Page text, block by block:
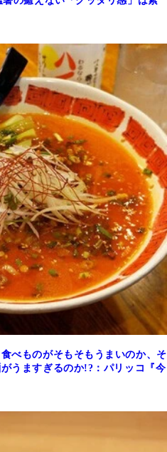
べものがそもそもうまいのか、そ
うますぎるのか!?：パリッコ『今